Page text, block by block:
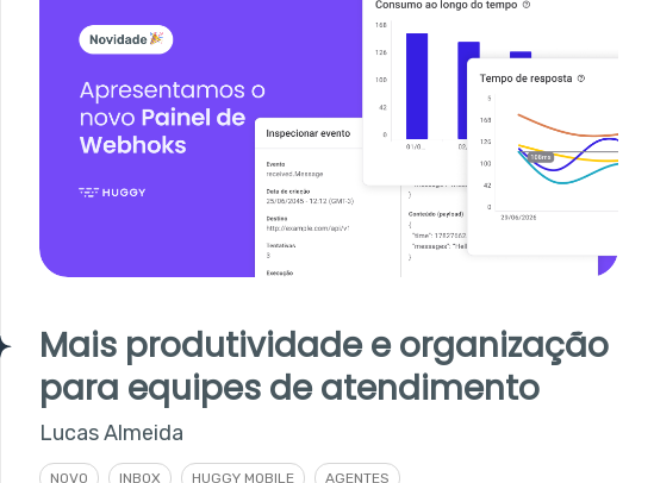
Mais produtividade e organização
para equipes de atendimento
Lucas Almeida
NOVO INBOX HUGGY MOBILE AGENTES